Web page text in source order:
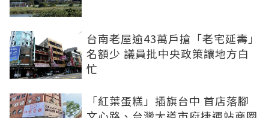
台南老屋逾43萬戶搶「老宅延壽」
名額少 議員批中央政策讓地方白
忙
「紅葉蛋糕」插旗台中 首店落腳